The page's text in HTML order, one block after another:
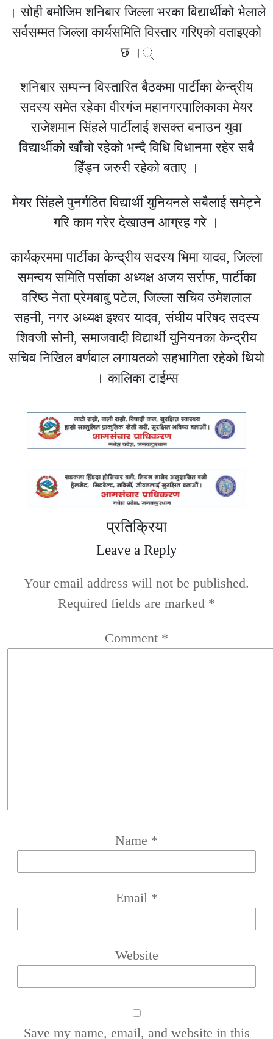
। सोही बमोजिम शनिबार जिल्ला भरका विद्यार्थीको भेलाले
सर्वसम्मत जिल्ला कार्यसमिति विस्तार गरिएकाे वताइएकाे
छ ।्
शनिबार सम्पन्न विस्तारित बैठकमा पार्टीका केन्द्रीय
सदस्य समेत रहेका वीरगंज महानगरपालिकाका मेयर
राजेशमान सिंहले पार्टीलाई शसक्त बनाउन युवा
विद्यार्थीको खाँचो रहेको भन्दै विधि विधानमा रहेर सबै
हिँड्न जरुरी रहेको बताए ।
मेयर सिंहले पुनर्गठित विद्यार्थी युनियनले सबैलाई समेट्ने
गरि काम गरेर देखाउन आग्रह गरे ।
कार्यक्रममा पार्टीका केन्द्रीय सदस्य भिमा यादव, जिल्ला
समन्वय समिति पर्साका अध्यक्ष अजय सर्राफ, पार्टीका
वरिष्ठ नेता प्रेमबाबु पटेल, जिल्ला सचिव उमेशलाल
सहनी, नगर अध्यक्ष इश्वर यादव, संघीय परिषद सदस्य
शिवजी सोनी, समाजवादी विद्यार्थी युनियनका केन्द्रीय
सचिव निखिल वर्णवाल लगायतको सहभागिता रहेको थियो
। कालिका टाईम्स
प्रतिक्रिया
Leave a Reply
Your email address will not be published.
Required fields are marked *
Comment *
Name *
Email *
Website
Save my name, email, and website in this